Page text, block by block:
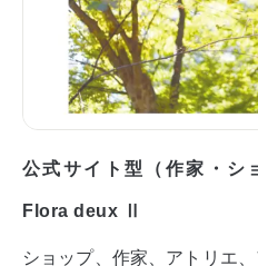
公式サイト型（作家・シ
Flora deux Ⅱ
ショップ、作家、アトリエ